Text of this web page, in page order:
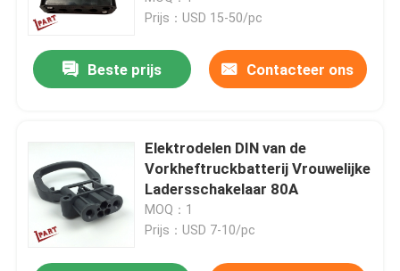
Prijs：USD 15-50/pc
Beste prijs Contacteer ons
Elektrodelen DIN van de
Vorkheftruckbatterij Vrouwelijke
Ladersschakelaar 80A
MOQ：1
Prijs：USD 7-10/pc